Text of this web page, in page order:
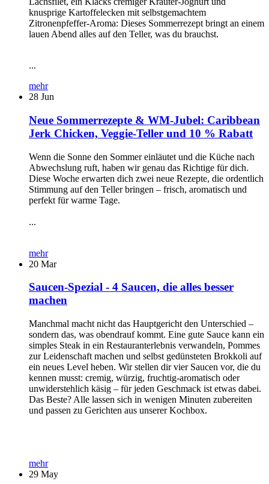
knusprige Kartoffelecken mit selbstgemachtem
Zitronenpfeffer-Aroma: Dieses Sommerrezept bringt an einem
lauen Abend alles auf den Teller, was du brauchst.
...
mehr
28 Jun
Neue Sommerrezepte & WM-Jubel: Caribbean
Jerk Chicken, Veggie-Teller und 10 % Rabatt
Wenn die Sonne den Sommer einläutet und die Küche nach
Abwechslung ruft, haben wir genau das Richtige für dich.
Diese Woche erwarten dich zwei neue Rezepte, die ordentlich
Stimmung auf den Teller bringen – frisch, aromatisch und
perfekt für warme Tage.
...
mehr
20 Mar
Saucen-Spezial - 4 Saucen, die alles besser
machen
Manchmal macht nicht das Hauptgericht den Unterschied –
sondern das, was obendrauf kommt. Eine gute Sauce kann ein
simples Steak in ein Restauranterlebnis verwandeln, Pommes
zur Leidenschaft machen und selbst gedünsteten Brokkoli auf
ein neues Level heben. Wir stellen dir vier Saucen vor, die du
kennen musst: cremig, würzig, fruchtig-aromatisch oder
unwiderstehlich käsig – für jeden Geschmack ist etwas dabei.
Das Beste? Alle lassen sich in wenigen Minuten zubereiten
und passen zu Gerichten aus unserer Kochbox.
mehr
29 May